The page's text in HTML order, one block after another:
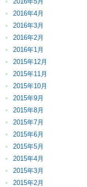
2016年4月
2016年3月
2016年2月
2016年1月
2015年12月
2015年11月
2015年10月
2015年9月
2015年8月
2015年7月
2015年6月
2015年5月
2015年4月
2015年3月
2015年2月